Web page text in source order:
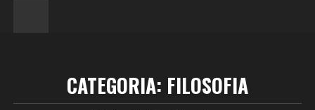
CATEGORIA: FILOSOFIA